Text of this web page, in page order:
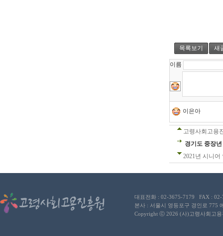
목록보기 새
이름
이은아
고령사회고용
경기도 중장
2021년 시니어
대표전화 : 02-3675-7179 FAX :
본사 : 서울시 영등포구 경인로 775
Copyright ⓒ 2026 (사)고령사회고용